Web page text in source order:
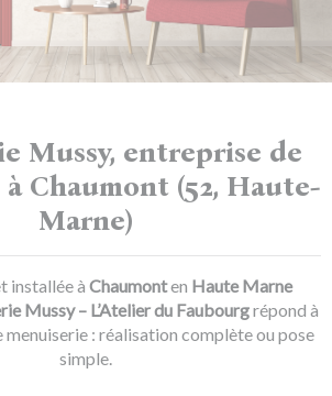
Mussy, entreprise de
Chaumont (52, Haute-
Marne)
installée à Chaumonten Haute Marne
Mussy – L’Atelier du Faubourgrépond à
menuiserie : réalisation complète ou pose
simple.